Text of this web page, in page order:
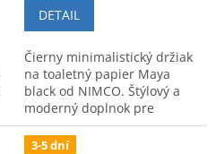
DETAIL
Čierny minimalistický držiak
na toaletný papier Maya
black od NIMCO. Štýlový a
moderný doplnok pre
ucelený vzhľad kúpeľne.
3-5 dní